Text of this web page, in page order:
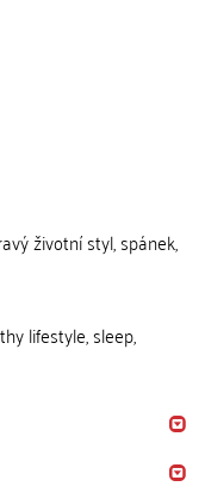
životní styl, spánek,
lifestyle, sleep,